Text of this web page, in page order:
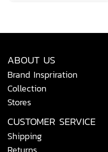
ABOUT US
Brand Inspriration
Collection
Stores
CUSTOMER SERVICE
Shipping